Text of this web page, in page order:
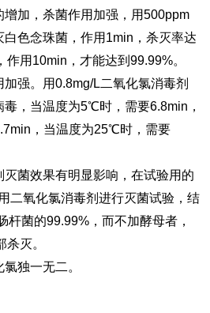
增加，杀菌作用加强，用500ppm
白色念珠菌，作用1min，杀灭率达
用10min，才能达到99.99%。
强。用0.8mg/L二氧化氯消毒剂
，当温度为5℃时，需要6.8min，
，当温度为25℃时，需要
菌效果有明显影响，在试验用的
二氧化氯消毒剂进行灭菌试验，结
杆菌的99.99%，而不加酵母者，
灭。
独一无二。